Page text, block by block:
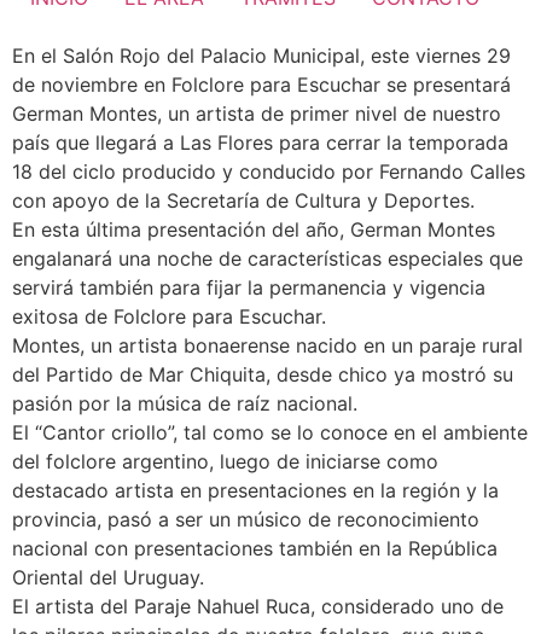
En el Salón Rojo del Palacio Municipal, este viernes 29
de noviembre en Folclore para Escuchar se presentará
German Montes, un artista de primer nivel de nuestro
país que llegará a Las Flores para cerrar la temporada
18 del ciclo producido y conducido por Fernando Calles
con apoyo de la Secretaría de Cultura y Deportes.
En esta última presentación del año, German Montes
engalanará una noche de características especiales que
servirá también para fijar la permanencia y vigencia
exitosa de Folclore para Escuchar.
Montes, un artista bonaerense nacido en un paraje rural
del Partido de Mar Chiquita, desde chico ya mostró su
pasión por la música de raíz nacional.
El “Cantor criollo”, tal como se lo conoce en el ambiente
del folclore argentino, luego de iniciarse como
destacado artista en presentaciones en la región y la
provincia, pasó a ser un músico de reconocimiento
nacional con presentaciones también en la República
Oriental del Uruguay.
El artista del Paraje Nahuel Ruca, considerado uno de